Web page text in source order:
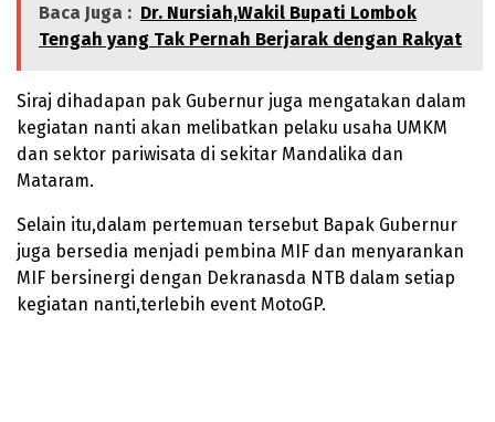
Baca Juga : Dr. Nursiah,Wakil Bupati Lombok
Tengah yang Tak Pernah Berjarak dengan Rakyat
Siraj dihadapan pak Gubernur juga mengatakan dalam
kegiatan nanti akan melibatkan pelaku usaha UMKM
dan sektor pariwisata di sekitar Mandalika dan
Mataram.
Selain itu,dalam pertemuan tersebut Bapak Gubernur
juga bersedia menjadi pembina MIF dan menyarankan
MIF bersinergi dengan Dekranasda NTB dalam setiap
kegiatan nanti,terlebih event MotoGP.